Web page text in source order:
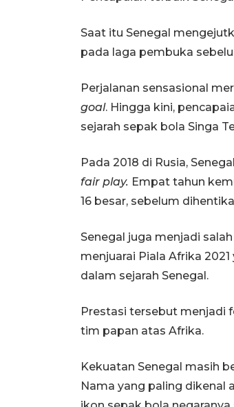
Saat itu Senegal
pada laga pembuka
Perjalanan sensasional
goal. Hingga kini,
sejarah sepak bola Singa
Pada 2018 di Rusia,
fair play. Empat tahun
16 besar, sebelum
Senegal juga menjadi
menjuarai Piala Afrika
dalam sejarah Senegal.
Prestasi tersebut menjadi
tim papan atas Afrika.
Kekuatan Senegal masih
Nama yang paling dikenal